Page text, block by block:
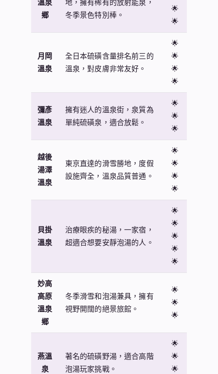
溫泉
鄉
地，擁有稀有的放射能泉，
冬季景色特別棒。
🌟
🌟
月岡
溫泉
全日本硫磺含量排名前三的
溫泉，對皮膚非常友好。
🌟
🌟
🌟
🌟
彌彥
溫泉
擁有迷人的溫泉街，泉質為
單純硫磺泉，適合放鬆。
🌟
🌟
🌟
越後
湯澤
溫泉
東京直達的滑雪勝地，度假
設施齊全，溫泉品質普通。
🌟
🌟
🌟
🌟
貝掛
溫泉
治療眼疾的秘湯，一家宿，
超適合想要安靜泡湯的人。
🌟
🌟
🌟
🌟
🌟
妙高
高原
溫泉
鄉
冬季滑雪和泡湯兼具，擁有
視野開闊的絕景旅館。
🌟
🌟
🌟
燕溫
泉
著名的硫磺野湯，適合高階
泡湯玩家挑戰。
🌟
🌟
🌟